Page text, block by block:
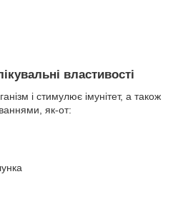
властивості
і стимулює імунітет, а також
як-от: